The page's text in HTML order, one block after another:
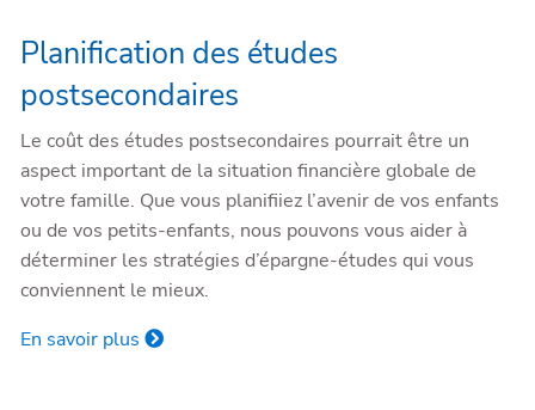
Planification des études
postsecondaires
Le coût des études postsecondaires pourrait être un
aspect important de la situation financière globale de
votre famille. Que vous planifiiez l’avenir de vos enfants
ou de vos petits-enfants, nous pouvons vous aider à
déterminer les stratégies d’épargne-études qui vous
conviennent le mieux.
En savoir plus